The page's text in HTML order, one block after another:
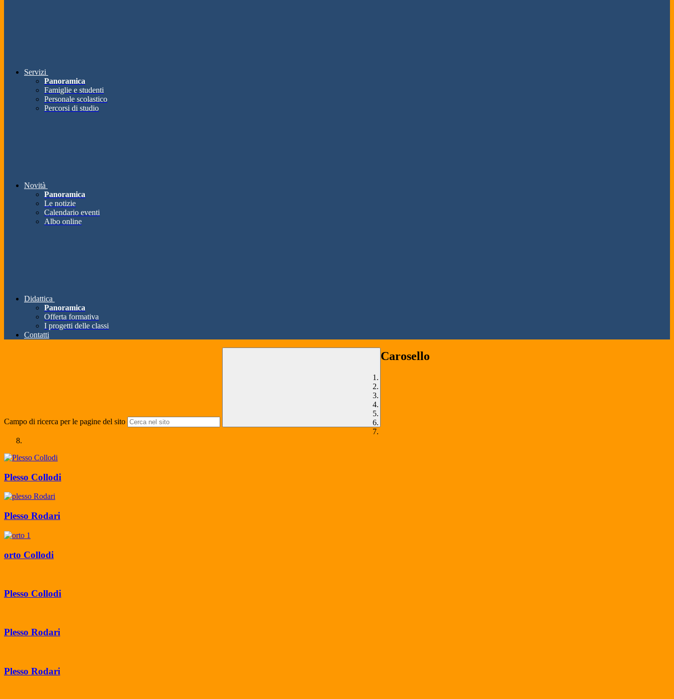
Servizi
Panoramica
Famiglie e studenti
Personale scolastico
Percorsi di studio
Novità
Panoramica
Le notizie
Calendario eventi
Albo online
Didattica
Panoramica
Offerta formativa
I progetti delle classi
Contatti
Campo di ricerca per le pagine del sito
Carosello
Plesso Collodi
Plesso Rodari
orto Collodi
Plesso Collodi
Plesso Rodari
Plesso Rodari